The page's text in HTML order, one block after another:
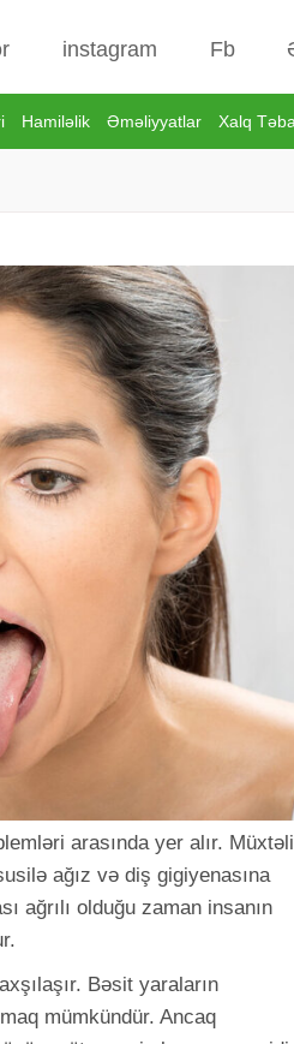
instagram Fb
Hamiləlik Əməliyyatlar Xalq
arasında yer alır.
ağız və diş gigiyenasına
ağrılı olduğu zaman insanın
Bəsit yaraların
mümkündür. Ancaq